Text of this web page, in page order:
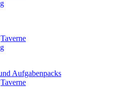
Taverne
Aufgabenpacks
Taverne